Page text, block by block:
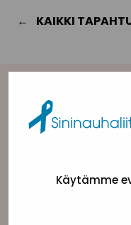
Käytämme
KAIKKI
Yhteystiedot
Sininauhaliitto (Y-
Pasilanraitio 5, 2.